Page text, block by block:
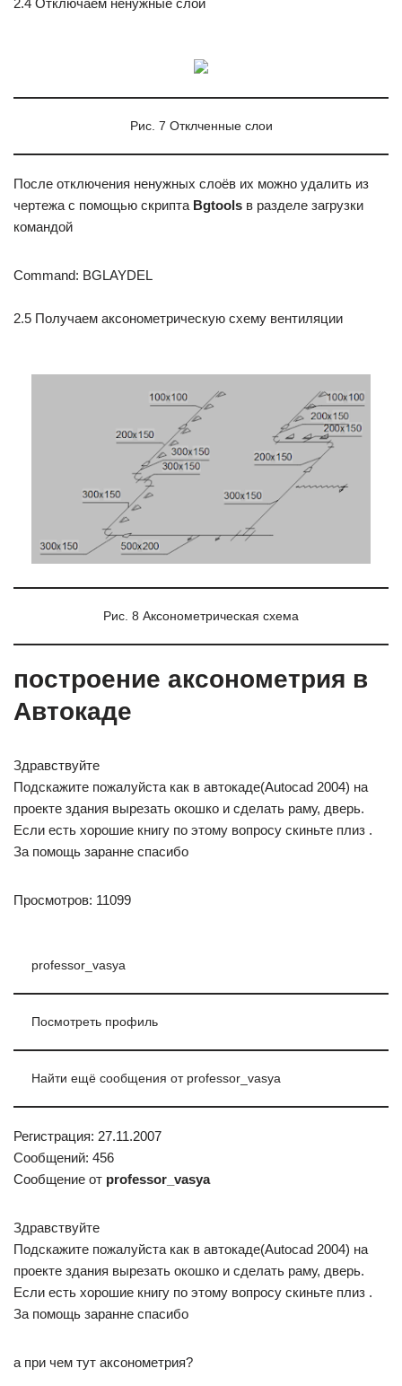
2.4 Отключаем ненужные слои
Рис. 7 Отклченные слои
После отключения ненужных слоёв их можно удалить из
чертежа с помощью скрипта Bgtools в разделе загрузки
командой
Command: BGLAYDEL
2.5 Получаем аксонометрическую схему вентиляции
Рис. 8 Аксонометрическая схема
построение аксонометрия в
Автокаде
Здравствуйте
Подскажите пожалуйста как в автокаде(Autocad 2004) на
проекте здания вырезать окошко и сделать раму, дверь.
Если есть хорошие книгу по этому вопросу скиньте плиз .
За помощь заранне спасибо
Просмотров: 11099
professor_vasya
Посмотреть профиль
Найти ещё сообщения от professor_vasya
Регистрация: 27.11.2007
Сообщений: 456
Сообщение от professor_vasya
Здравствуйте
Подскажите пожалуйста как в автокаде(Autocad 2004) на
проекте здания вырезать окошко и сделать раму, дверь.
Если есть хорошие книгу по этому вопросу скиньте плиз .
За помощь заранне спасибо
а при чем тут аксонометрия?